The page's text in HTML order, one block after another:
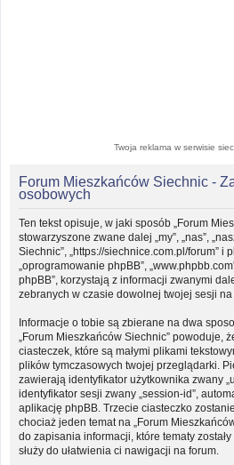
Twoja reklama w serwisie
Forum Mieszkańców Siechnic -
osobowych
Ten tekst opisuje, w jaki sposób „Forum
stowarzyszone zwane dalej „my”, „nas”,
Siechnic”, „https://siechnice.com.pl/forum” i
„oprogramowanie phpBB”,
phpBB”, korzystają z informacji zwanymi
zebranych w czasie dowolnej twojej sesji na
Informacje o tobie są zbierane na dwa
„Forum Mieszkańców Siechnic” powoduje,
ciasteczek, które są małymi plikami
plików tymczasowych twojej przeglądarki.
zawierają identyfikator użytkownika zwany
identyfikator sesji zwany „session-id”,
aplikację phpBB. Trzecie ciasteczko
chociaż jeden temat na „Forum
do zapisania informacji, które tematy
służy do ułatwienia ci nawigacji na forum.